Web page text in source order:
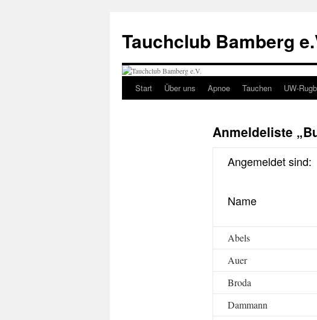
Tauchclub Bamberg
Start Über uns Apnoe Tauchen UW-
Anmeldeliste
Angemeldet sind:
Name
Abels
Auer
Broda
Dammann